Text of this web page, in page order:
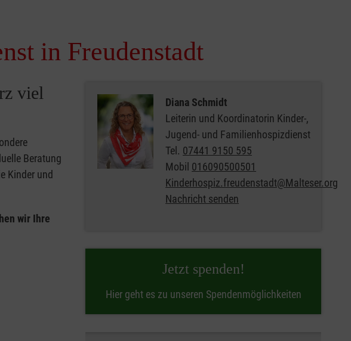
in Freudenstadt
viel
Beratung
Kinder und
wir Ihre
Diana Schmidt
Leiterin und Koordinatorin Kinder-,
Jugend- und Familienhospizdienst
Tel. 07441 9150 595
Mobil 016090500501
Kinderhospiz.freudenstadt@Malteser.org
Nachricht senden
Jetzt spenden!
Hier geht es zu unseren Spendenmöglichkeiten